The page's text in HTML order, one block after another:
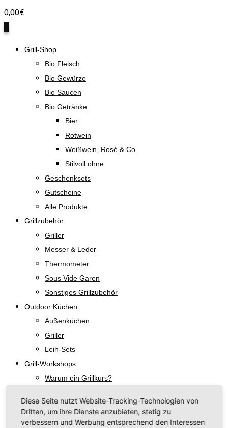
0,00€
Grill-Shop
Bio Fleisch
Bio Gewürze
Bio Saucen
Bio Getränke
Bier
Rotwein
Weißwein, Rosé & Co.
Stilvoll ohne
Geschenksets
Gutscheine
Alle Produkte
Grillzubehör
Griller
Messer & Leder
Thermometer
Sous Vide Garen
Sonstiges Grillzubehör
Outdoor Küchen
Außenküchen
Griller
Leih-Sets
Grill-Workshops
Warum ein Grillkurs?
Über Uns
Unsere Philosophie
Diese Seite nutzt Website-Tracking-Technologien von
Dritten, um ihre Dienste anzubieten, stetig zu
verbessern und Werbung entsprechend den Interessen